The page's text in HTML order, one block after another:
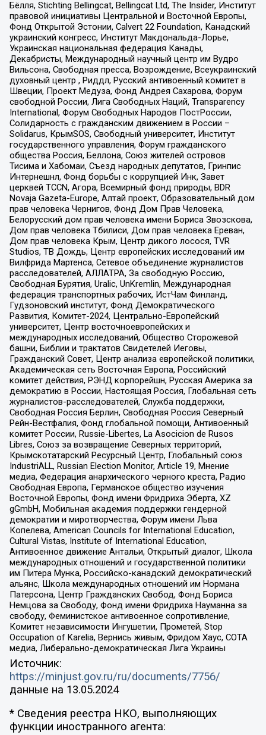
Бёлля, Stichting Bellingcat, Bellingcat Ltd, The Insider, Институт
правовой инициативы Центральной и Восточной Европы,
Фонд Открытой Эстонии, Calvert 22 Foundation, Канадский
украинский конгресс, Институт Макдональда-Лорье,
Украинская национальная федерация Канады,
Декабристы, Международный научный центр им Вудро
Вильсона, Свободная пресса, Возрождение, Всеукраинский
духовный центр , Риддл, Русский антивоенный комитет в
Швеции, Проект Медуза, Фонд Андрея Сахарова, Форум
свободной России, Лига Свободных Наций, Transparеncy
International, Форум Свободных Народов ПостРоссии,
Солидарность с гражданским движением в России –
Solidarus, КрымSOS, Свободный университет, Институт
государственного управления, Форум гражданского
общества Россия, Беллона, Союз жителей островов
Тисима и Хабомаи, Съезд народных депутатов, Гринпис
Интернешнл, Фонд борьбы с коррупцией Инк, Завет
церквей TCCN, Агора, Всемирный фонд природы, BDR
Novaja Gazeta-Europe, Алтай проект, Образовательный дом
прав человека Чернигов, Фонд Дом Прав Человека,
Белорусский дом прав человека имени Бориса Звозскова,
Дом прав человека Тбилиси, Дом прав человека Ереван,
Дом прав человека Крым, Центр дикого лосося, TVR
Studios, ТВ Дождь, Центр европейских исследований им
Вилфрида Мартенса, Сетевое объединение журналистов
расследователей, АЛЛАТРА, За свободную Россию,
Свободная Бурятия, Uralic, UnKremlin, Международная
федерация транспортных рабочих, ИстЧам Финланд,
Гудзоновский институт, Фонд Демократического
Развития, Комитет-2024, Центрально-Европейский
университет, Центр восточноевропейских и
международных исследований, Общество Сторожевой
башни, Библии и трактатов Свидетелей Иеговы,
Гражданский Совет, Центр анализа европейской политики,
Академическая сеть Восточная Европа, Российский
комитет действия, РЭНД корпорейшн, Русская Америка за
демократию в России, Настоящая Россия, Глобальная сеть
журналистов-расследователей, Служба поддержки,
Свободная Россия Берлин, Свободная Россия Северный
Рейн-Вестфалия, Фонд глобальной помощи, Антивоенный
комитет России, Russie-Libertes, La Asocicion de Rusos
Libres, Союз за возвращение Северных территорий,
Крымскотатарский Ресурсный Центр, Глобальный союз
IndustriALL, Russian Election Monitor, Article 19, Мнение
медиа, Федерация анархического черного креста, Радио
Свободная Европа, Германское общество изучения
Восточной Европы, Фонд имени Фридриха Эберта, XZ
gGmbH, Мобильная академия поддержки гендерной
демократии и миротворчества, Форум имени Льва
Копелева, American Councils for International Education,
Cultural Vistas, Institute of International Education,
Антивоенное движение Антальи, Открытый диалог, Школа
международных отношений и государственной политики
им Питера Мунка, Российско-канадский демократический
альянс, Школа международных отношений им Нормана
Патерсона, Центр Гражданских Свобод, Фонд Бориса
Немцова за Свободу, Фонд имени Фридриха Науманна за
свободу, Феминистское антивоенное сопротивление,
Комитет независимости Ингушетии, Прометей, Stop
Occupation of Karelia, Вернись живым, Фридом Хаус, СОТА
медиа, Либерально-демократическая Лига Украины
Источник:
https://minjust.gov.ru/ru/documents/7756/
данные на 13.05.2024
* Сведения реестра НКО, выполняющих
функции иностранного агента: